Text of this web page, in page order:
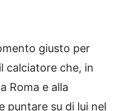
giusto per
calciatore che, in
Roma e alla
puntare su di lui nel